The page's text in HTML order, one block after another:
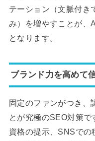
テーション（文脈付き
み）を増やすことが、
となります。
ブランド力を高めて
固定のファンがつき、
とが究極のSEO対策
資格の提示、SNSでの